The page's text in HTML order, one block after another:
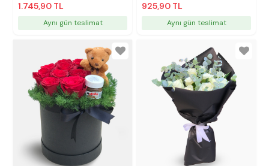
1.745,90 TL
Aynı gün teslimat
925,90 TL
Aynı gün teslimat